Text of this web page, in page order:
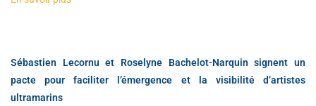
Sébastien Lecornu et Roselyne Bachelot-Narquin signent un
pacte pour faciliter l’émergence et la visibilité d’artistes
ultramarins